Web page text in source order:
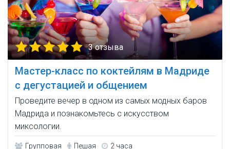
3 отзыва
Мастер-класс по коктейлям в Мадриде
с дегустацией и общением
Проведите вечер в одном из самых модных баров
Мадрида и познакомьтесь с искусством
миксологии.
Групповая Пешая 2 часа